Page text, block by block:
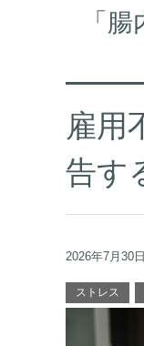
「
雇用
告す
2026年7月30日
ストレス